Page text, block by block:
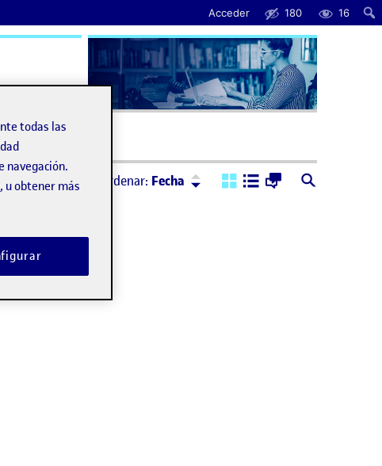
Acceder 180 16
Ayuda
Ordenar: Fecha Ordenar:Descendente
todas las
navegación.
u obtener más